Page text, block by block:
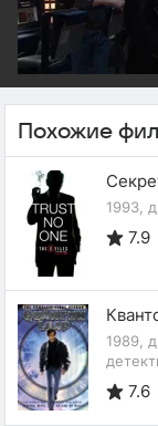
Похожие
1993,
7.9
1989,
7.6